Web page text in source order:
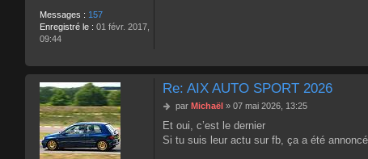
Messages : 157
Enregistré le : 01 févr. 2017,
09:44
Re: AIX AUTO SPORT 2026
M
s
s
par Michaël» 07 mai 2026, 13:25
Et oui, c’est le dernier
Si tu suis leur actu sur fb, ça a été annoncé